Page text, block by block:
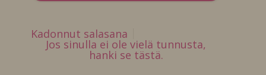
Kadonnut salasana
Jos sinulla ei ole vielä tunnusta,
hanki se tästä.